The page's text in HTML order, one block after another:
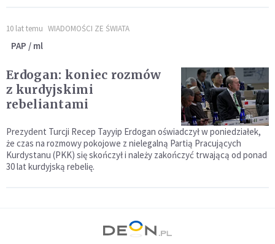
10 lat temu WIADOMOŚCI ZE ŚWIATA
PAP / ml
Erdogan: koniec rozmów
z kurdyjskimi
rebeliantami
Prezydent Turcji Recep Tayyip Erdogan oświadczył w poniedziałek,
że czas na rozmowy pokojowe z nielegalną Partią Pracujących
Kurdystanu (PKK) się skończył i należy zakończyć trwającą od ponad
30 lat kurdyjską rebelię.